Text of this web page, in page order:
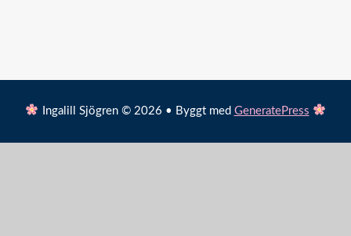
Ingalill Sjögren © 2026 • Byggt med GeneratePress